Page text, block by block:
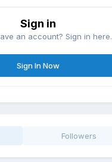
Sign in
an account? Sign in here.
Sign In Now
Followers